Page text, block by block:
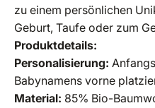
zu einem persönlichen
Geburt, Taufe oder zum
Produktdetails:
Personalisierung:
Babynamens vorne
Material: 85% Bio-